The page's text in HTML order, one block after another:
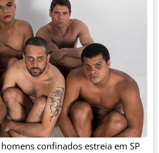
confinados estreia em SP